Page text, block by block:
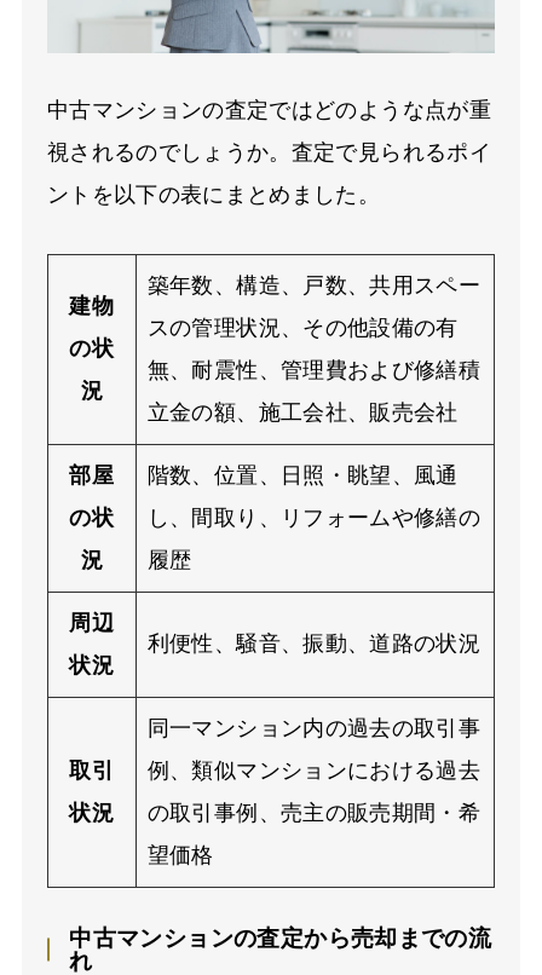
中古マンションの査定ではどのような点が重
視されるのでしょうか。査定で見られるポイ
ントを以下の表にまとめました。
建物
の状
況
築年数、構造、戸数、共用スペー
スの管理状況、その他設備の有
無、耐震性、管理費および修繕積
立金の額、施工会社、販売会社
部屋
の状
況
階数、位置、日照・眺望、風通
し、間取り、リフォームや修繕の
履歴
周辺
状況
利便性、騒音、振動、道路の状況
取引
状況
同一マンション内の過去の取引事
例、類似マンションにおける過去
の取引事例、売主の販売期間・希
望価格
中古マンションの査定から売却までの流
れ